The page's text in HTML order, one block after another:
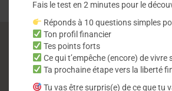
Vivre sans
Fais le test en 2 minutes pour le
Réponds à 10 questions simples
Ton profil financier
Tes points forts
Ce qui t’empêche (encore) de vivre
Ta prochaine étape vers la liberté
Tu vas être surpris(e) de ce que tu